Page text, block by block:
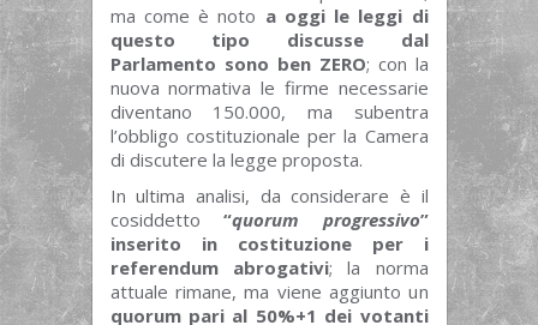
ma come è noto a oggi le leggi di
questo tipo discusse dal
Parlamento sono ben ZERO; con la
nuova normativa le firme necessarie
diventano 150.000, ma subentra
l’obbligo costituzionale per la Camera
di discutere la legge proposta.
In ultima analisi, da considerare è il
cosiddetto “quorum progressivo”
inserito in costituzione per i
referendum abrogativi; la norma
attuale rimane, ma viene aggiunto un
quorum pari al 50%+1 dei votanti